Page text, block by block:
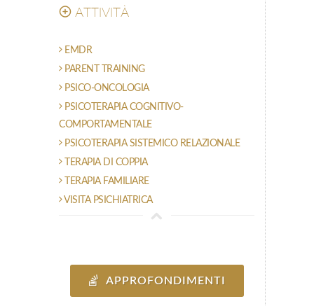
ATTIVITÀ
EMDR
PARENT TRAINING
PSICO-ONCOLOGIA
PSICOTERAPIA COGNITIVO-
COMPORTAMENTALE
PSICOTERAPIA SISTEMICO RELAZIONALE
TERAPIA DI COPPIA
TERAPIA FAMILIARE
VISITA PSICHIATRICA
APPROFONDIMENTI